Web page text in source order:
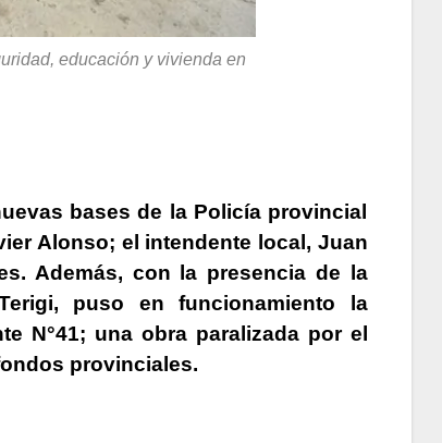
educación y vivienda en
bases de la Policía provincial
Alonso; el intendente local, Juan
Además, con la presencia de la
, puso en funcionamiento la
N°41; una obra paralizada por el
provinciales.